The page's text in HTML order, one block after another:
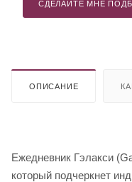
СДЕЛАЙТЕ МНЕ
ОПИСАНИЕ
Ежедневник Гэлакси
который подчеркнет